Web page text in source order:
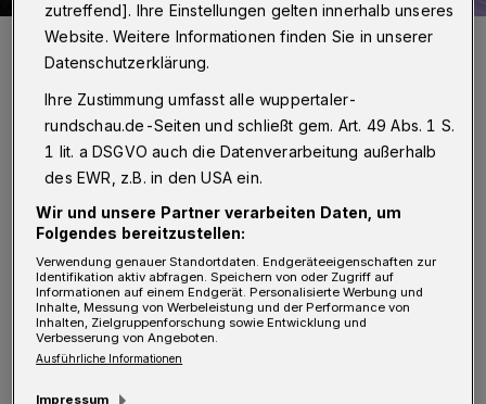
Eren Albayrak auf der Haupttribüne des Stadions am Zoo.
Foto: WSV
D
er 23-Jährige kommt mit der
Empfehlung von 18 Treffern und vier
Vorlagen aus der vergangenen Saison, in der
Spielzeit davor waren es zehn Tore und fünf
Assists. Insgesamt hat er 76 Spiele in der
Oberliga bestritten und 28 Tore erzielt.
Albayrak war 2024 vom RSV Meinerzhagen
zutreffend]. Ihre Einstellungen gelten innerhalb unseres
Website. Weitere Informationen finden Sie in unserer
Datenschutzerklärung.
Ihre Zustimmung umfasst alle wuppertaler-
rundschau.de-Seiten und schließt gem. Art. 49 Abs. 1 S.
1 lit. a DSGVO auch die Datenverarbeitung außerhalb
des EWR, z.B. in den USA ein.
Wir und unsere Partner verarbeiten Daten, um
Folgendes bereitzustellen:
Verwendung genauer Standortdaten. Endgeräteeigenschaften zur
Identifikation aktiv abfragen. Speichern von oder Zugriff auf
Informationen auf einem Endgerät. Personalisierte Werbung und
Inhalte, Messung von Werbeleistung und der Performance von
Inhalten, Zielgruppenforschung sowie Entwicklung und
Verbesserung von Angeboten.
Ausführliche Informationen
Impressum